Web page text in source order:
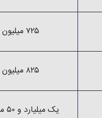
۷۲۵ میلیون تومان
۸۲۵ میلیون تومان
یک میلیارد و ۵۰ میلیون تومان